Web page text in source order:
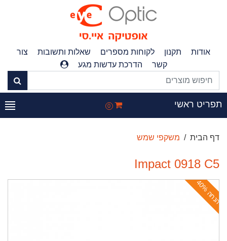
אודות תקנון לקוחות מספרים שאלות ותשובות
צור
קשר
הדרכת עדשות מגע
ראשי 0
דף הבית משקפי שמש
Impact 0918 C5
ה
נ
ח
ה
4
0